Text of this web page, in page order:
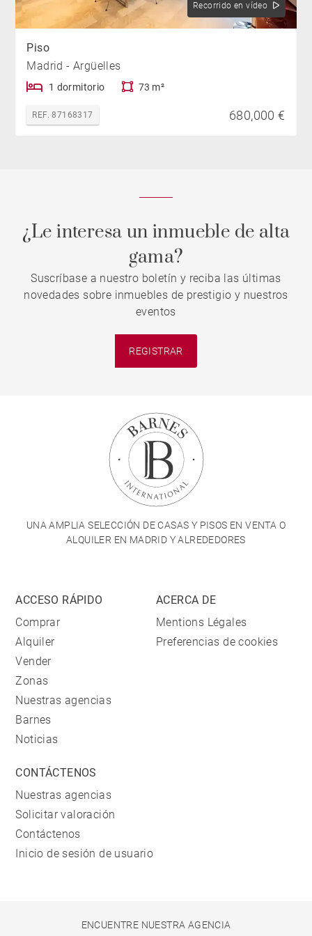
Recorrido en vídeo
Piso
Madrid - Argüelles
1 dormitorio 73 m²
REF. 87168317 680,000 €
¿Le interesa un inmueble de alta
gama?
Suscríbase a nuestro boletín y reciba las últimas
novedades sobre inmuebles de prestigio y nuestros
eventos
REGISTRAR
UNA AMPLIA SELECCIÓN DE CASAS Y PISOS EN VENTA O
ALQUILER EN MADRID Y ALREDEDORES
ACCESO RÁPIDO
Comprar
Alquiler
Vender
Zonas
Nuestras agencias
Barnes
Noticias
ACERCA DE
Mentions Légales
Preferencias de cookies
CONTÁCTENOS
Nuestras agencias
Solicitar valoración
Contáctenos
Inicio de sesión de usuario
ENCUENTRE NUESTRA AGENCIA